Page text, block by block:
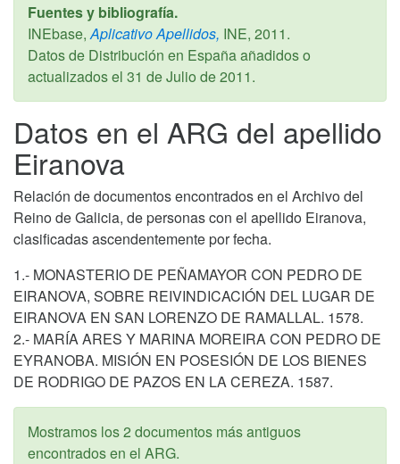
Fuentes y bibliografía.
INEbase, Aplicativo Apellidos, INE, 2011.
Datos de Distribución en España añadidos o
actualizados el 31 de Julio de 2011.
Datos en el ARG del apellido
Eiranova
Relación de documentos encontrados en el Archivo del
Reino de Galicia, de personas con el apellido Eiranova,
clasificadas ascendentemente por fecha.
1.- MONASTERIO DE PEÑAMAYOR CON PEDRO DE
EIRANOVA, SOBRE REIVINDICACIÓN DEL LUGAR DE
EIRANOVA EN SAN LORENZO DE RAMALLAL. 1578.
2.- MARÍA ARES Y MARINA MOREIRA CON PEDRO DE
EYRANOBA. MISIÓN EN POSESIÓN DE LOS BIENES
DE RODRIGO DE PAZOS EN LA CEREZA. 1587.
Mostramos los 2 documentos más antiguos
encontrados en el ARG.